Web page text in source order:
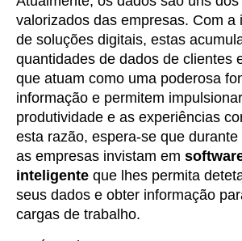
valorizados das empresas. Com a
de soluções digitais, estas
quantidades de dados de clientes
que atuam como uma poderosa
informação e permitem
produtividade e as experiências
esta razão, espera-se que
as empresas invistam em
inteligente que lhes permita
seus dados e obter informação
cargas de trabalho.